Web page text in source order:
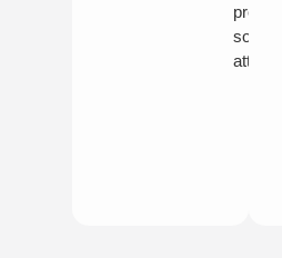
projet
soient
atteints.